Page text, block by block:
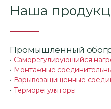
Наша
Промышленный
• Саморегулирующийся
• Монтажные
• Взрывозащищенные
• Терморегуляторы